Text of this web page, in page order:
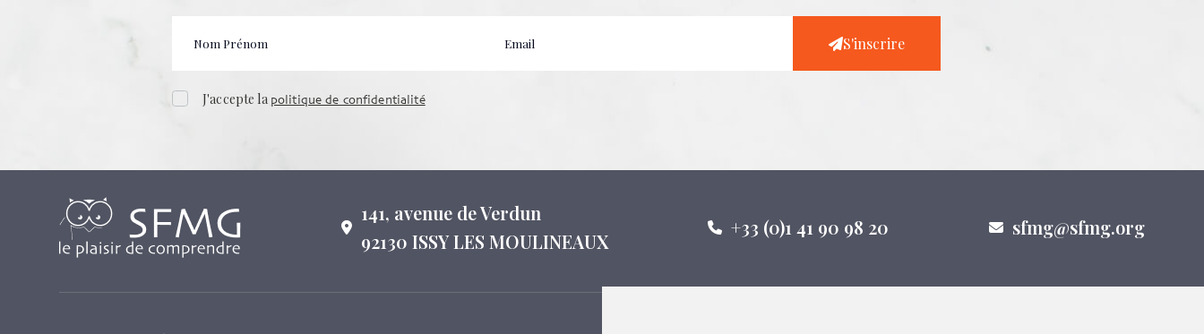
S'inscrire
J'accepte lapolitique de confidentialité
141, avenue de Verdun
92130 ISSY LES MOULINEAUX
+33 (0)1 41 90 98 20 sfmg@sfmg.org